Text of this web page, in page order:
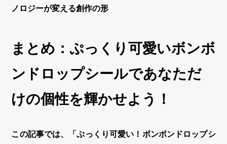
ノロジーが変える創作の形
まとめ：ぷっくり可愛いボンボ
ンドロップシールであなただ
けの個性を輝かせよう！
この記事では、「ぷっくり可愛い！ ボンボンドロップシ